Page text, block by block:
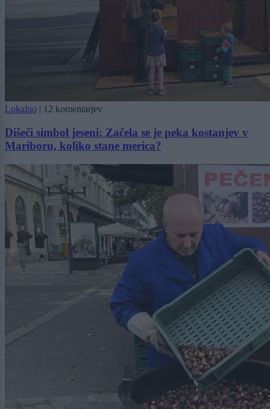
Lokalno | 12 komentarjev
Dišeči simbol jeseni: Začela se je peka kostanjev v
Mariboru, koliko stane merica?